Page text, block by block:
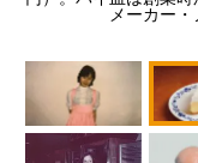
メーカー・